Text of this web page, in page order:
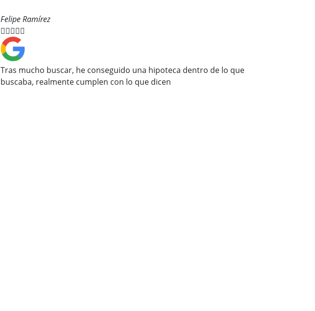
Felipe Ramírez

Tras mucho buscar, he conseguido una hipoteca dentro de lo que
buscaba, realmente cumplen con lo que dicen